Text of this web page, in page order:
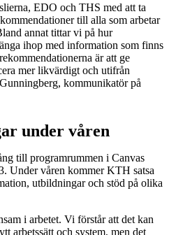
EDO och THS med att ta
till alla som arbetar
annat tittar vi på hur
ihop med information som finns
är att ge
mer likvärdigt och utifrån
kommunikatör på
under våren
till programrummen i Canvas
Under våren kommer KTH satsa
utbildningar och stöd på olika
i arbetet. Vi förstår att det kan
arbetssätt och system, men det